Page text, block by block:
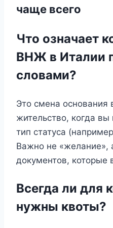
чаще всего
Что означает
ВНЖ в Италии
словами?
Это смена основания
жительство, когда вы
тип статуса
Важно не «желание»,
документов, которые
Всегда ли для
нужны квоты?